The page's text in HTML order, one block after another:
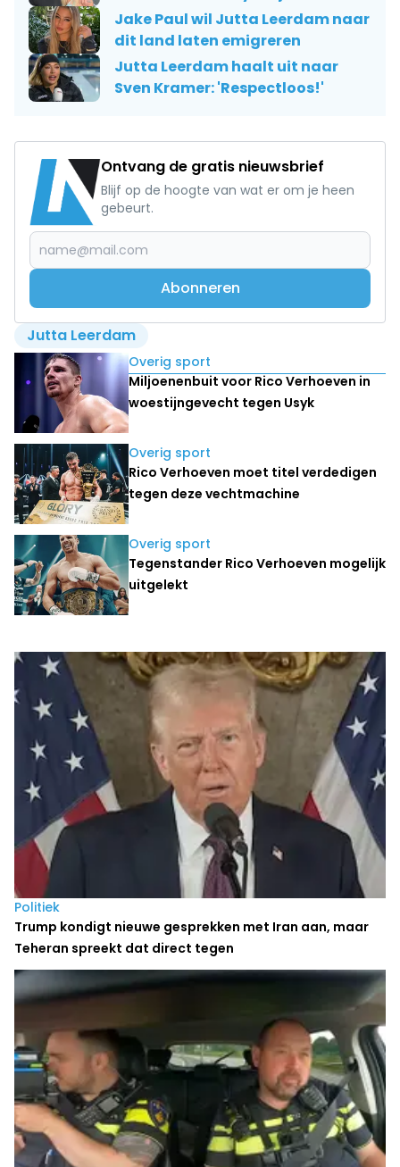
Jake Paul wil Jutta Leerdam naar
dit land laten emigreren
Jutta Leerdam haalt uit naar
Sven Kramer: 'Respectloos!'
Ontvang de gratis nieuwsbrief
Blijf op de hoogte van wat er om je heen
gebeurt.
Abonneren
Jutta Leerdam
Lees ook
Overig sport
Miljoenenbuit voor Rico Verhoeven in
woestijngevecht tegen Usyk
Overig sport
Rico Verhoeven moet titel verdedigen
tegen deze vechtmachine
Overig sport
Tegenstander Rico Verhoeven mogelijk
uitgelekt
Laatste nieuws
Politiek
Trump kondigt nieuwe gesprekken met Iran aan, maar
Teheran spreekt dat direct tegen